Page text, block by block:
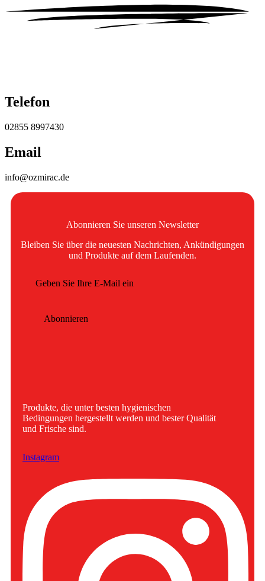
Telefon
02855 8997430
Email
info@ozmirac.de
Abonnieren Sie unseren Newsletter
Bleiben Sie über die neuesten Nachrichten, Ankündigungen
und Produkte auf dem Laufenden.
Abonnieren
Produkte, die unter besten hygienischen
Bedingungen hergestellt werden und bester Qualität
und Frische sind.
Instagram